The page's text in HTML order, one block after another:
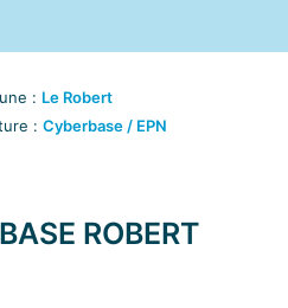
: Le Robert
: Cyberbase / EPN
ROBERT